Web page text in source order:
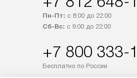
Пн-Пт: с 8:00 до 22:00
Сб-Вс: с 9:00 до 22:00
+7 800 333-
Бесплатно по России